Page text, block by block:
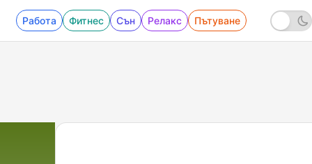
Работа Фитнес Сън Релакс Пътуване